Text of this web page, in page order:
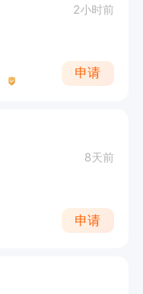
2小时前
申请
8天前
申请